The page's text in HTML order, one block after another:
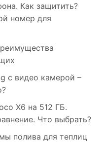
Как защитить?
номер для
c видео камерой –
X6 на 512 ГБ.
Что выбрать?
полива для теплиц